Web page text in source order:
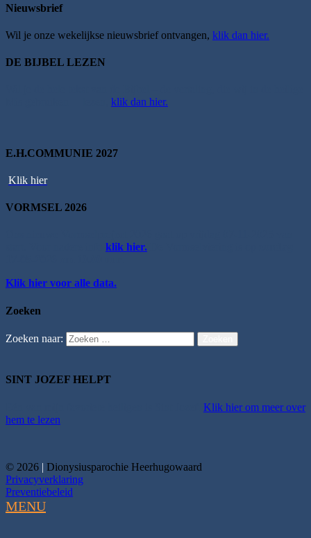
Nieuwsbrief
Wil je onze wekelijkse nieuwsbrief ontvangen, klik dan hier.
DE BIJBEL LEZEN
klik dan hier.
E.H.COMMUNIE 2027
Klik hier
VORMSEL 2026
klik hier.
Klik hier voor alle data.
Zoeken
Zoeken naar:
SINT JOZEF HELPT
Klik hier om meer over
hem te lezen
© 2026 | Dionysiusparochie Heerhugowaard
Privacyverklaring
Preventiebeleid
MENU